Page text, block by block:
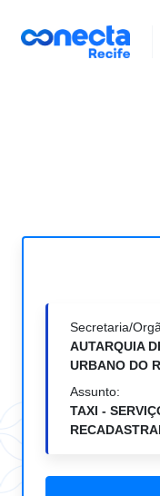
Secretaria/
AUTARQUIA
URBANO DO
Assunto:
TAXI -